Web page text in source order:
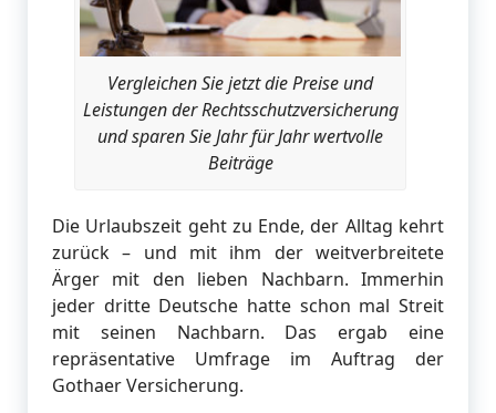
Vergleichen Sie jetzt die Preise und
Leistungen der Rechtsschutzversicherung
und sparen Sie Jahr für Jahr wertvolle
Beiträge
Die Urlaubszeit geht zu Ende, der Alltag kehrt
zurück – und mit ihm der weitverbreitete
Ärger mit den lieben Nachbarn. Immerhin
jeder dritte Deutsche hatte schon mal Streit
mit seinen Nachbarn. Das ergab eine
repräsentative Umfrage im Auftrag der
Gothaer Versicherung.